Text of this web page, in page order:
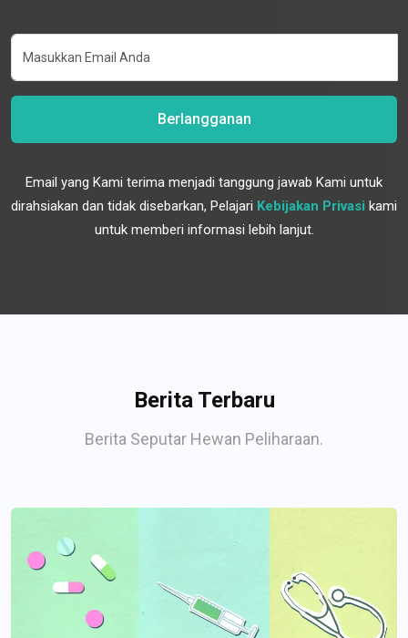
Berlangganan
Email yang Kami terima menjadi tanggung jawab Kami untuk
dirahsiakan dan tidak disebarkan, Pelajari Kebijakan Privasi kami
untuk memberi informasi lebih lanjut.
Berita Terbaru
Berita Seputar Hewan Peliharaan.